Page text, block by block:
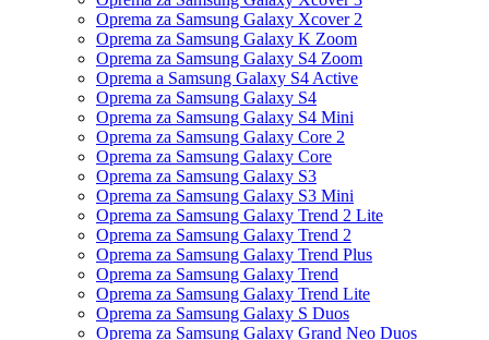
Oprema za Samsung Galaxy Xcover 2
Oprema za Samsung Galaxy K Zoom
Oprema za Samsung Galaxy S4 Zoom
Oprema a Samsung Galaxy S4 Active
Oprema za Samsung Galaxy S4
Oprema za Samsung Galaxy S4 Mini
Oprema za Samsung Galaxy Core 2
Oprema za Samsung Galaxy Core
Oprema za Samsung Galaxy S3
Oprema za Samsung Galaxy S3 Mini
Oprema za Samsung Galaxy Trend 2 Lite
Oprema za Samsung Galaxy Trend 2
Oprema za Samsung Galaxy Trend Plus
Oprema za Samsung Galaxy Trend
Oprema za Samsung Galaxy Trend Lite
Oprema za Samsung Galaxy S Duos
Oprema za Samsung Galaxy Grand Neo Duos